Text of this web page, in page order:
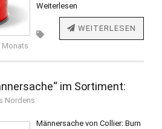
Weiterlesen
WEITERLESEN
Monats
im Sortiment:
Nordens
Männersache von Collier: Burn